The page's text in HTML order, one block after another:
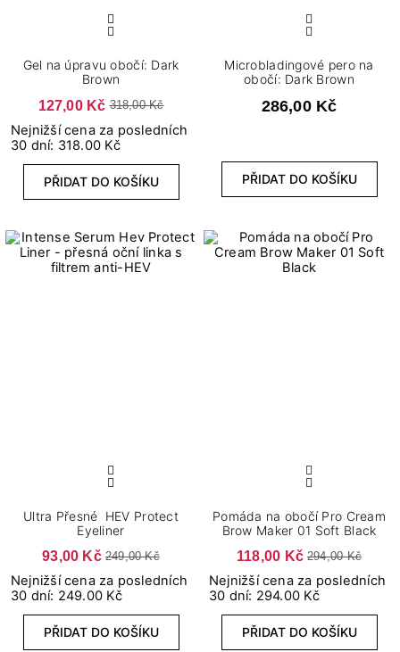
Gel na úpravu obočí: Dark
Brown
127,00 Kč 318,00 Kč
Nejnižší cena za posledních
30 dní: 318.00 Kč
PŘIDAT DO KOŠÍKU
Microbladingové pero na
obočí: Dark Brown
286,00 Kč
PŘIDAT DO KOŠÍKU
Ultra Přesné HEV Protect
Eyeliner
93,00 Kč 249,00 Kč
Nejnižší cena za posledních
30 dní: 249.00 Kč
PŘIDAT DO KOŠÍKU
Pomáda na obočí Pro Cream
Brow Maker 01 Soft Black
118,00 Kč 294,00 Kč
Nejnižší cena za posledních
30 dní: 294.00 Kč
PŘIDAT DO KOŠÍKU